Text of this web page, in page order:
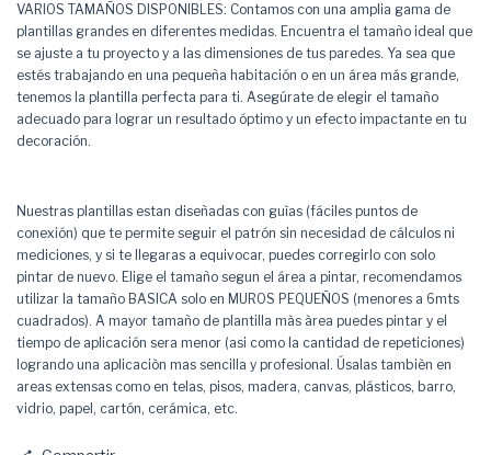
VARIOS TAMAÑOS DISPONIBLES: Contamos con una amplia gama de
plantillas grandes en diferentes medidas. Encuentra el tamaño ideal que
se ajuste a tu proyecto y a las dimensiones de tus paredes. Ya sea que
estés trabajando en una pequeña habitación o en un área más grande,
tenemos la plantilla perfecta para ti. Asegúrate de elegir el tamaño
adecuado para lograr un resultado óptimo y un efecto impactante en tu
decoración.
Nuestras plantillas estan diseñadas con guìas (fáciles puntos de
conexión) que te permite seguir el patrón sin necesidad de cálculos ni
mediciones, y si te llegaras a equivocar, puedes corregirlo con solo
pintar de nuevo. Elige el tamaño segun el área a pintar, recomendamos
utilizar la tamaño BASICA solo en MUROS PEQUEÑOS (menores a 6mts
cuadrados). A mayor tamaño de plantilla màs àrea puedes pintar y el
tiempo de aplicación sera menor (asi como la cantidad de repeticiones)
logrando una aplicaciòn mas sencilla y profesional. Úsalas tambièn en
areas extensas como en telas, pisos, madera, canvas, plásticos, barro,
vidrio, papel, cartón, cerámica, etc.